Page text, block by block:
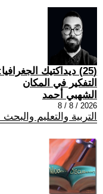
(25) ديداكتيك
التفكير في المكان
الشهبي أحمد
2026 / 8 / 8
التربية والتعليم